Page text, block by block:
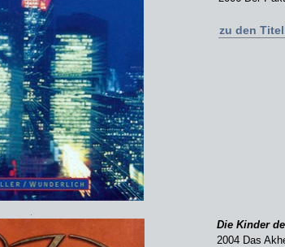
zu den
Die Kinder
2004 Das